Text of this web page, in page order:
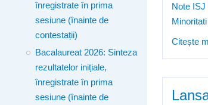
înregistrate în prima
sesiune (înainte de
contestații)
Bacalaureat 2026: Sinteza
rezultatelor inițiale,
înregistrate în prima
sesiune (înainte de
Note ISJ
Minoritati
Citește